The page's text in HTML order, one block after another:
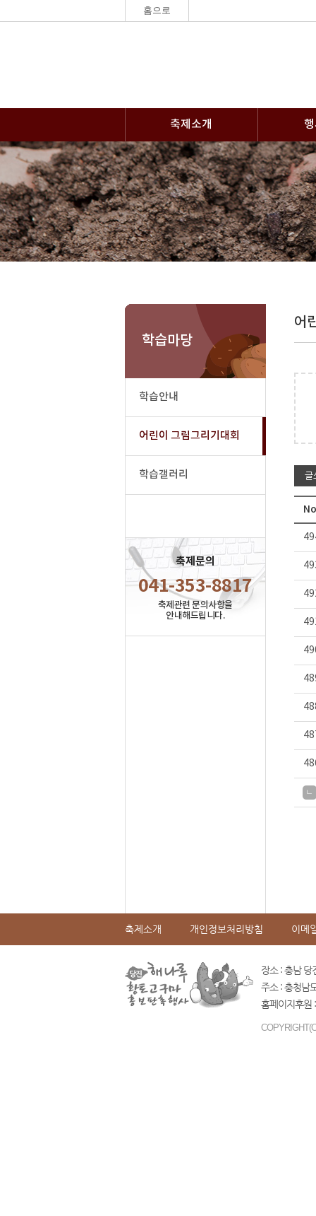
홈으로
축제소개
학습마당
학습안내
어린이 그림그리기대회
학습갤러리
축제문의
041-353-8817
축제관련 문의사항을
안내해드립니다.
어
글
ㄴ
축제소개 개인정보처리방침 이메
장소 : 충남 당
주소 : 충청남
홈페이지후원